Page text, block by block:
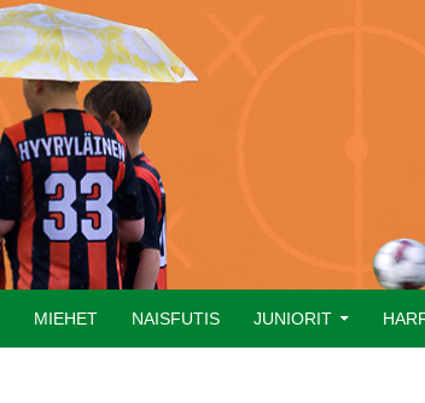
MIEHET NAISFUTIS JUNIORIT